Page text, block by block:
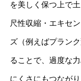
を美しく保つ上で
尺性収縮・エキセ
ズ（例えばプラン
ることで、過度な
にくさにもつながり